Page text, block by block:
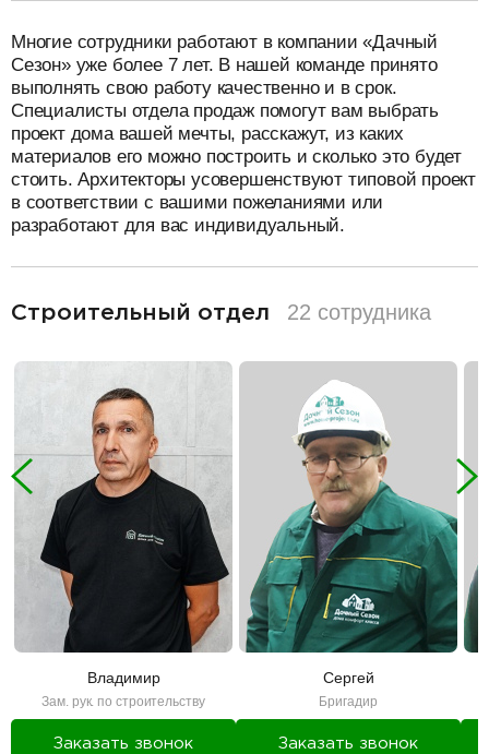
Многие сотрудники работают в компании «Дачный
Сезон» уже более 7 лет. В нашей команде принято
выполнять свою работу качественно и в срок.
Специалисты отдела продаж помогут вам выбрать
проект дома вашей мечты, расскажут, из каких
материалов его можно построить и сколько это будет
стоить. Архитекторы усовершенствуют типовой проект
в соответствии с вашими пожеланиями или
разработают для вас индивидуальный.
Строительный отдел 22 сотрудника
Владимир
Зам. рук. по строительству
Заказать звонок
Сергей
Бригадир
Заказать звонок